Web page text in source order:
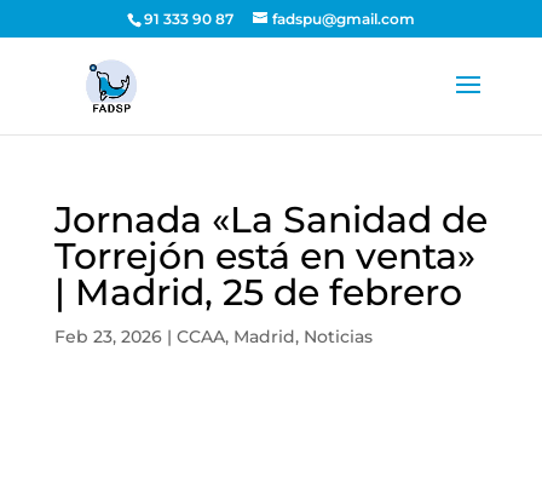
91 333 90 87 fadspu@gmail.com
Jornada «La Sanidad de
Torrejón está en venta»
| Madrid, 25 de febrero
Feb 23, 2026| CCAA, Madrid, Noticias